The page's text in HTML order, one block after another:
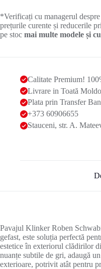
*Verificați cu managerul
prețurile curente și reducerile
pe stoc mai multe modele și
Calitate Premium!
Livrare in Toată
Plata prin Transfer
+373 60906655
Stauceni, str. A.
Pavajul Klinker Roben
gefast, este soluția perfectă
estetice în exteriorul clădirilor
nuanțe subtile de gri, adaugă
exterioare, potrivit atât pentru